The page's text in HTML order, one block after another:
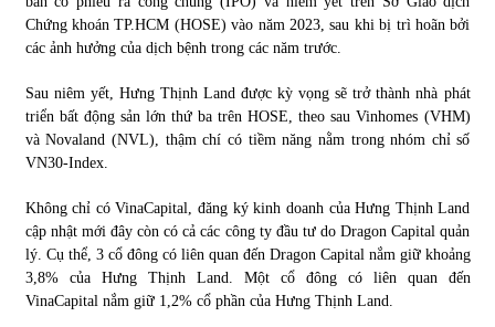
Phân tích giá tiền điện tử sau ngày thị trường lập kỷ lục
vốn hóa
09/11/2021
Chứng khoán ngày 12/10/2021: Top 10 cổ phiếu nổi bật
13/10/2021
Top 10 xe bán chạy nhất tháng 9/2021
13/10/2021
Chứng khoán TP.HCM (HOSE) vào năm 2023, sau khi bị trì hoãn bởi
các ảnh hưởng của dịch bệnh trong các năm trước.
Sau niêm yết, Hưng Thịnh Land được kỳ vọng sẽ trở thành nhà phát
triển bất động sản lớn thứ ba trên HOSE, theo sau Vinhomes (VHM)
và Novaland (NVL), thậm chí có tiềm năng nằm trong nhóm chỉ số
VN30-Index.
Không chỉ có VinaCapital, đăng ký kinh doanh của Hưng Thịnh Land
cập nhật mới đây còn có cả các công ty đầu tư do Dragon Capital quản
lý. Cụ thể, 3 cổ đông có liên quan đến Dragon Capital nắm giữ khoảng
3,8% của Hưng Thịnh Land. Một cổ đông có liên quan đến
VinaCapital nắm giữ 1,2% cổ phần của Hưng Thịnh Land.